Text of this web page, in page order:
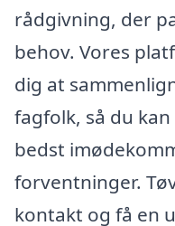
rådgivning, der
behov. Vores
dig at
fagfolk, så du
bedst
forventninger.
kontakt og få en